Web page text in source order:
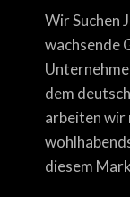
Wir Suchen
wachsende
dem
arbeiten wir
diesem